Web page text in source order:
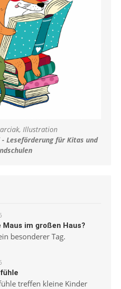
Illustration
- Leseförderung für Kitas und
Maus im großen Haus?
besonderer Tag.
treffen kleine Kinder